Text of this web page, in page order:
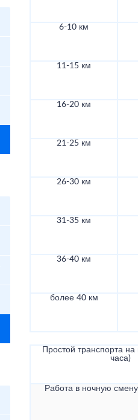
6-10 км
11-15 км
16-20 км
21-25 км
26-30 км
31-35 км
36-40 км
более 40 км
Простой транспорта на
часа)
Работа в ночную